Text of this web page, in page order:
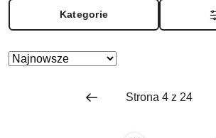
Kategorie
Zastosowano
Sortuj